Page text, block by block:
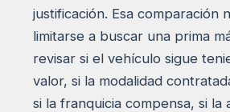
justificación. Esa comparación
limitarse a buscar una prima
revisar si el vehículo sigue
valor, si la modalidad
si la franquicia compensa, si la